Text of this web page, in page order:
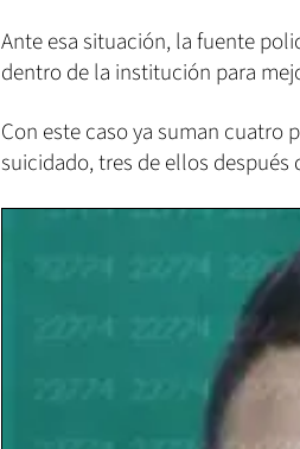
Ante esa situación, la fuente
dentro de la institución para
Con este caso ya suman cuatro
suicidado, tres de ellos